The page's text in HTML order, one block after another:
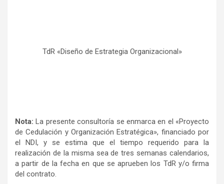
TdR «Diseño de Estrategia Organizacional»
Nota: La presente consultoría se enmarca en el «Proyecto
de Cedulación y Organización Estratégica», financiado por
el NDI, y se estima que el tiempo requerido para la
realización de la misma sea de tres semanas calendarios,
a partir de la fecha en que se aprueben los TdR y/o firma
del contrato.